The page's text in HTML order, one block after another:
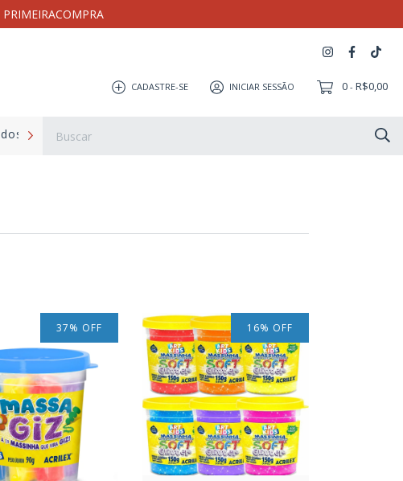
CADASTRE-SE INICIAR SESSÃO 0 - R$0,00
Artesanato Eletrônicos
37% OFF 16% OFF